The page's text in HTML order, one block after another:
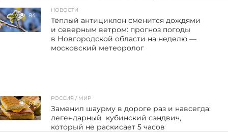
84
НОВОСТИ
Тёплый антициклон сменится дождями
и северным ветром: прогноз погоды
в Новгородской области на неделю —
московский метеоролог
69
РОССИЯ / МИР
Заменил шаурму в дороге раз и навсегда:
легендарный кубинский сэндвич,
который не раскисает 5 часов